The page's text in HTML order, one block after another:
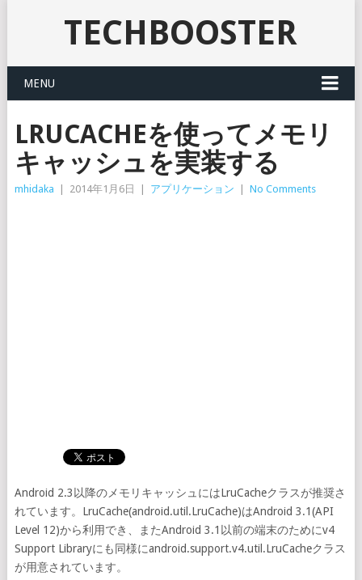
TECHBOOSTER
MENU
LRUCACHEを使ってメモリ
キャッシュを実装する
mhidaka 2014年1月6日 アプリケーション No Comments
Android 2.3以降のメモリキャッシュにはLruCacheクラスが推奨さ
れています。LruCache(android.util.LruCache)はAndroid 3.1(API
Level 12)から利用でき、またAndroid 3.1以前の端末のためにv4
Support Libraryにも同様にandroid.support.v4.util.LruCacheクラス
が用意されています。